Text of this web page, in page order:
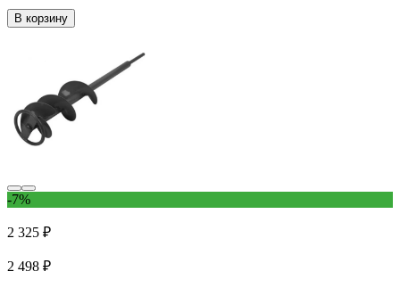
В корзину
-7%
2 325 ₽
2 498 ₽